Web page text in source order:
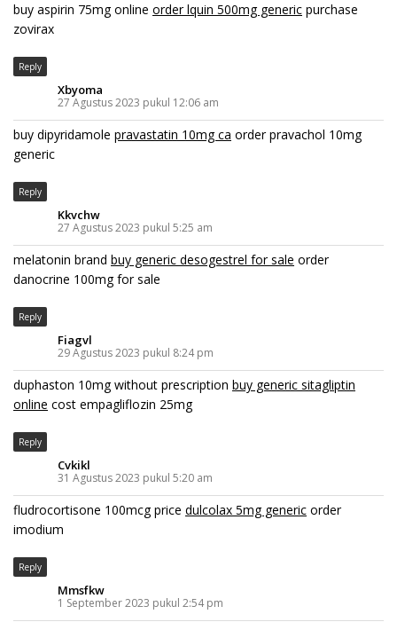
buy aspirin 75mg online order lquin 500mg generic purchase
zovirax
Reply
Xbyoma
27 Agustus 2023 pukul 12:06 am
buy dipyridamole pravastatin 10mg ca order pravachol 10mg
generic
Reply
Kkvchw
27 Agustus 2023 pukul 5:25 am
melatonin brand buy generic desogestrel for sale order
danocrine 100mg for sale
Reply
Fiagvl
29 Agustus 2023 pukul 8:24 pm
duphaston 10mg without prescription buy generic sitagliptin
online cost empagliflozin 25mg
Reply
Cvkikl
31 Agustus 2023 pukul 5:20 am
fludrocortisone 100mcg price dulcolax 5mg generic order
imodium
Reply
Mmsfkw
1 September 2023 pukul 2:54 pm